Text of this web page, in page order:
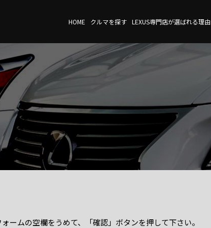
HOME クルマを探す LEXUS専門店が選ばれる理由
ームの空欄をうめて、「確認」ボタンを押して下さい。